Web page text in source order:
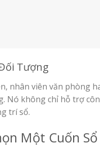
Tượng
nhân viên văn phòng
Nó không chỉ hỗ trợ
trí sổ.
Một Cuốn